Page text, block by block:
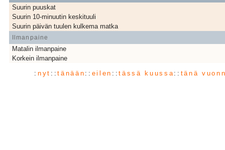
Suurin puuskat
Suurin 10-minuutin keskituuli
Suurin päivän tuulen kulkema matka
Ilmanpaine
Matalin ilmanpaine
Korkein ilmanpaine
:nyt ::tänään :: eilen ::tässä kuussa:: tänä